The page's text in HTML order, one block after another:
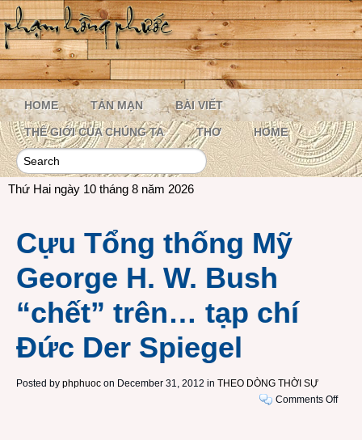
HOME TẢN MẠN BÀI VIẾT
THẾ GIỚI CỦA CHÚNG TA THƠ HOME
Thứ Hai ngày 10 tháng 8 năm 2026
Cựu Tổng thống Mỹ
George H. W. Bush
“chết” trên… tạp chí
Đức Der Spiegel
Posted by phphuoc on December 31, 2012 in THEO DÒNG THỜI SỰ
Comments Offon